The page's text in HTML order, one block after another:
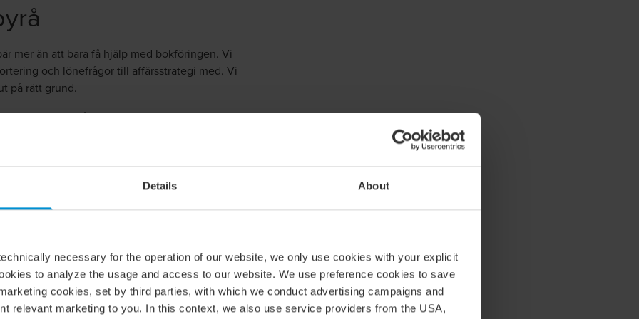
Details About
necessary for the operation of our website, we only use cookies with your explicit
to analyze the usage and access to our website. We use preference cookies to save
cookies, set by third parties, with which we conduct advertising campaigns and
relevant marketing to you. In this context, we also use service providers from the USA,
för ekonomifunktionen till
insyn och affärsnytta för både
mer än att bara få hjälp med bokföringen. Vi
och lönefrågor till affärsstrategi med. Vi
på rätt grund.
ochaffärsrådgivning.Oavsett om du söker
beslut så finns vi här.
om redovisningsbyrå i Stockholm
i
När är det bäst att anlita en